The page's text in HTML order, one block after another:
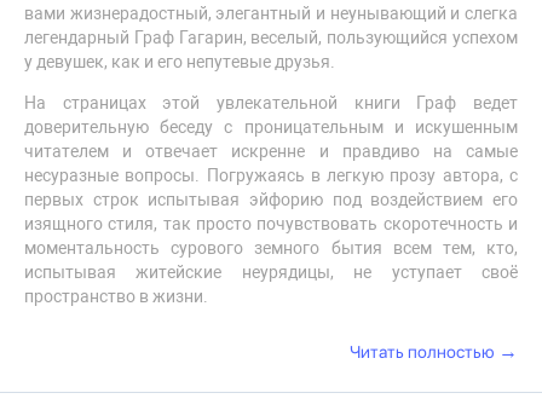
вами жизнерадостный, элегантный и неунывающий и слегка
легендарный Граф Гагарин, веселый, пользующийся успехом
у девушек, как и его непутевые друзья.
На страницах этой увлекательной книги Граф ведет
доверительную беседу с проницательным и искушенным
читателем и отвечает искренне и правдиво на самые
несуразные вопросы. Погружаясь в легкую прозу автора, с
первых строк испытывая эйфорию под воздействием его
изящного стиля, так просто почувствовать скоротечность и
моментальность сурового земного бытия всем тем, кто,
испытывая житейские неурядицы, не уступает своё
пространство в жизни.
Читать полностью →